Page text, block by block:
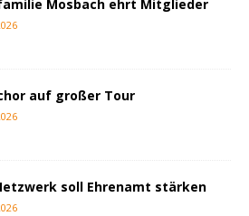
Mosbach ehrt Mitglieder
auf großer Tour
soll Ehrenamt stärken